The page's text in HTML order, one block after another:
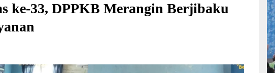
ke-33, DPPKB Merangin Berjibaku